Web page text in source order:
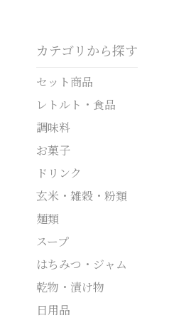
カテゴリから探す
セット商品
レトルト・食品
調味料
お菓子
ドリンク
玄米・雑穀・粉類
麺類
スープ
はちみつ・ジャム
乾物・漬け物
日用品